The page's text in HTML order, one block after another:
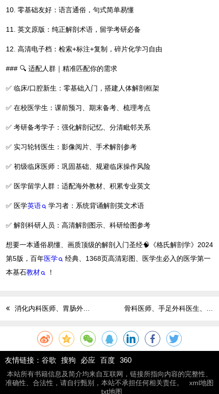
10. 零基础友好：语言通俗，句式简单易懂
11. 英文原版：纯正解剖术语，留学考研必备
12. 高清电子档：检索+标注+复制，碎片化学习自由
### 🔍 适配人群｜精准匹配你的需求
✅ 临床/口腔新生：零基础入门，搭建人体解剖框架
✅ 在校医学生：课前预习、期末备考、梳理考点
✅ 考研备考学子：强化解剖记忆、分清毗邻关系
✅ 实习轮转医生：影像阅片、手术解剖参考
✅ 初级临床医师：巩固基础、规避临床操作风险
✅ 医学留学人群：适配海外教材、积累专业英文
✅ 医学英语 学习者：系统背诵解剖英文术语
✅ 解剖科研人员：高清解剖图示、科研绘图参考
想要一本通俗易懂、画质顶级的解剖入门圣经🧠《格氏解剖学》2024
第5版，百年医学
经典、1368页高清彩图、医学生必入的医学第一
本基石教材 ！
消化内科医师、胃肠外科医生、消化专科进修人员、医学生、科研从业者必看《山田胃肠病学教科书》第7版，优化诊疗方案、精进内镜技术！
友情链接： 谷歌 搜狗 必应 百度 360
本站所有书籍信息及简介均来自互联网，链接所指向内容的完整性、
准确性、合法性，请自行甄别，本站不承担任何相关责任。
xml地图
txt地图